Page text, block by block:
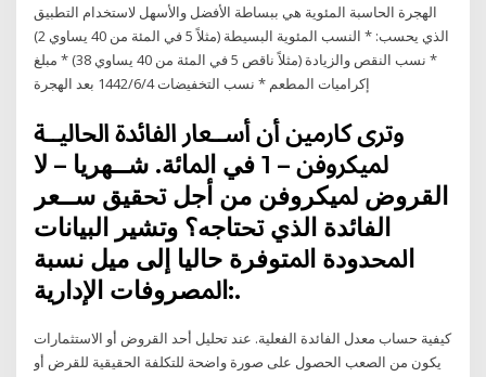
الهجرة الحاسبة المئوية هي ببساطة الأفضل والأسهل لاستخدام التطبيق
الذي يحسب: * النسب المئوية البسيطة (مثلاً 5 في المئة من 40 يساوي 2)
* نسب النقص والزيادة (مثلاً ناقص 5 في المئة من 40 يساوي 38) * مبلغ
إكراميات المطعم * نسب التخفيضات 4‏‏/6‏‏/1442 بعد الهجرة
ﻭﺗﺮﻯ ﻛﺎﺭﻣﲔ ﺃﻥ ﺃﺳــﻌﺎﺭ ﺍﻟﻔﺎﺋﺪﺓ ﺍﳊﺎﻟﻴــﺔ
ﳌﻴﻜﺮﻭﻓﻦ – 1 ﻓﻲ ﺍﳌﺎﺋﺔ. ﺷــﻬﺮﻳﺎ – ﻻ
ﺍﻟﻘﺮﻭﺽ ﳌﻴﻜﺮﻭﻓﻦ ﻣﻦ ﺃﺟﻞ ﲢﻘﻴﻖ ﺳــﻌﺮ
ﺍﻟﻔﺎﺋﺪﺓ ﺍﻟﺬﻱ ﲢﺘﺎﺟﻪ؟ ﻭﺗﺸﻴﺮ ﺍﻟﺒﻴﺎﻧﺎﺕ
ﺍﶈﺪﻭﺩﺓ ﺍﳌﺘﻮﻓﺮﺓ ﺣﺎﻟﻴﺎ ﺇﻟﻰ ﻣﻴﻞ ﻧﺴﺒﺔ
ﺍﳌﺼﺮﻭﻓﺎﺕ ﺍﻹﺩﺍﺭﻳﺔ:.
كيفية حساب معدل الفائدة الفعلية. عند تحليل أحد القروض أو الاستثمارات
يكون من الصعب الحصول على صورة واضحة للتكلفة الحقيقية للقرض أو